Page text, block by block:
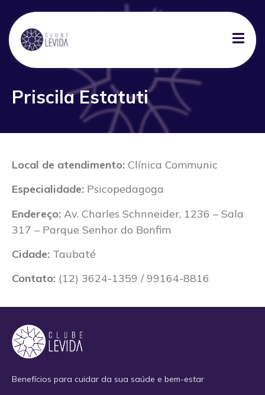
Priscila Estatuti
Local de atendimento: Clínica Communic
Especialidade: Psicopedagoga
Endereço: Av. Charles Schnneider, 1236 – Sala
317 – Parque Senhor do Bonfim
Cidade: Taubaté
Contato: (12) 3624-1359 / 99164-8816
Benefícios para cuidar da sua saúde e bem-estar